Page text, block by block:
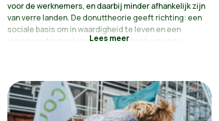
voor de werknemers, en daarbij minder afhankelijk zijn
van verre landen. De donuttheorie geeft richting: een
sociale basis om in waardigheid te leven en een
maximumdrempel om de leefbaarheid van onze
duurzaamheid.
Voorstellen: